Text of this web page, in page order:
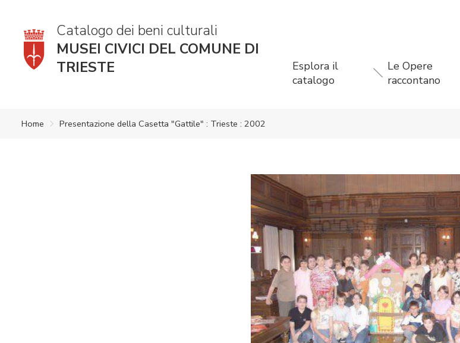
Catalogo dei beni culturali
MUSEI CIVICI DEL COMUNE DI
TRIESTE
Esplora il
catalogo
Le Opere
raccontano
Home Presentazione della Casetta "Gattile" : Trieste : 2002